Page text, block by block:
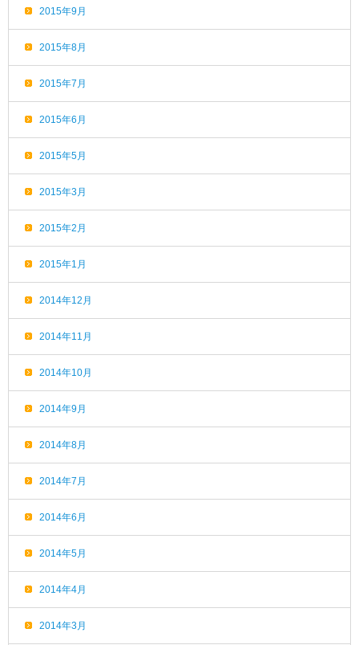
2015年9月
2015年8月
2015年7月
2015年6月
2015年5月
2015年3月
2015年2月
2015年1月
2014年12月
2014年11月
2014年10月
2014年9月
2014年8月
2014年7月
2014年6月
2014年5月
2014年4月
2014年3月